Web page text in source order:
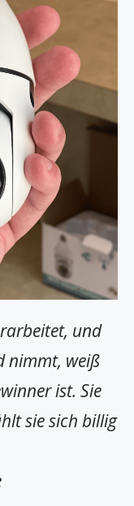
und
nimmt, weiß
ist. Sie
sie sich billig